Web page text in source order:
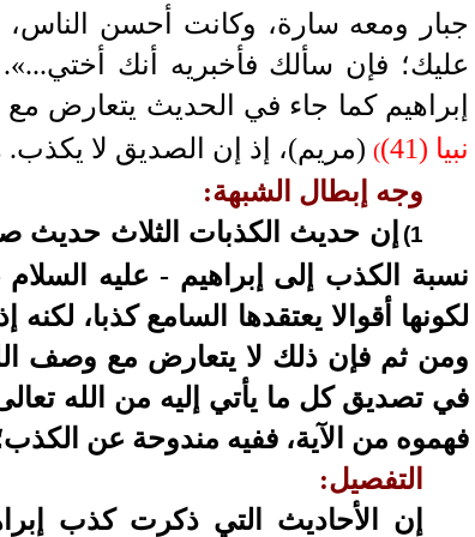
جبار ومعه سارة، وكانت أحسن الناس،
عليك؛ فإن سألك فأخبريه أنك أختي...».
إبراهيم كما جاء في الحديث يتعارض مع
نبيا (41)
( (مريم)، إذ إن الصديق لا يكذب.
وجه إبطال الشبهة:
1)
إن حديث الكذبات الثلاث حديث
نسبة الكذب إلى إبراهيم - عليه
لكونها أقوالا يعتقدها السامع كذبا،
ومن ثم فإن ذلك لا يتعارض مع وصف
في تصديق كل ما يأتي إليه من الله
فهموه من الآية، ففيه مندوحة عن
التفصيل:
إن الأحاديث التي ذكرت كذب